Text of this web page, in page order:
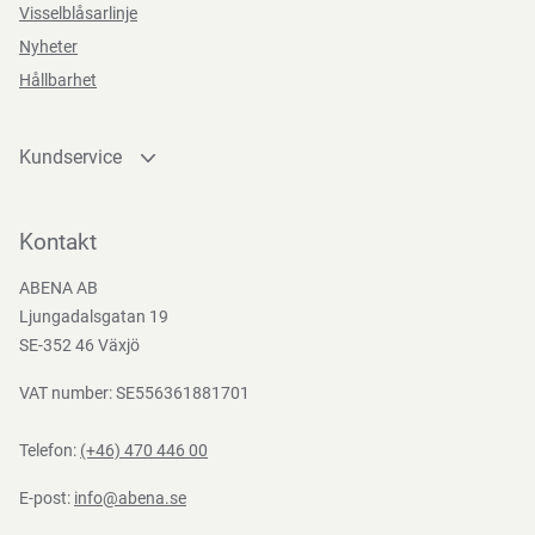
Förvaringsinstruktioner
Förvaras torrt, vid rumstemperatur och skyddat från direkt
(EG) nr 10/2011, (EG) nr 1935/2004, (EG) Nr. 2023/2006,
(EU) 2016/425, BEK nr 681 af 25/05/2020
Visselblåsarlinje
Nyheter
Hållbarhet
Kundservice
Bli kund
Nedladdningar
Kontakt
ABENA AB
Ljungadalsgatan 19
SE-352 46 Växjö
VAT number: SE556361881701
Telefon: (+46) 470 446 00
E-post: info@abena.se